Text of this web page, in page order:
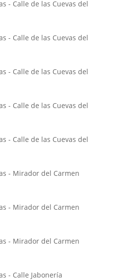
- Calle de las Cuevas del
- Calle de las Cuevas del
- Calle de las Cuevas del
- Calle de las Cuevas del
- Calle de las Cuevas del
- Mirador del Carmen
- Mirador del Carmen
- Mirador del Carmen
- Calle Jabonería